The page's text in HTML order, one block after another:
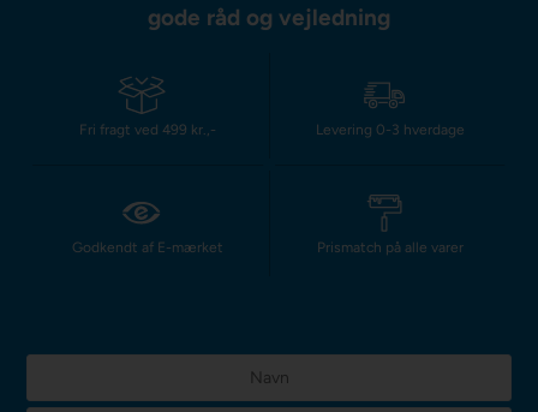
gode råd og vejledning
Fri fragt ved 499 kr.,- Levering 0-3 hverdage
Godkendt af E-mærket Prismatch på alle varer